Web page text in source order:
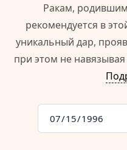
Ракам,
рекомендуется в
уникальный дар,
при этом не